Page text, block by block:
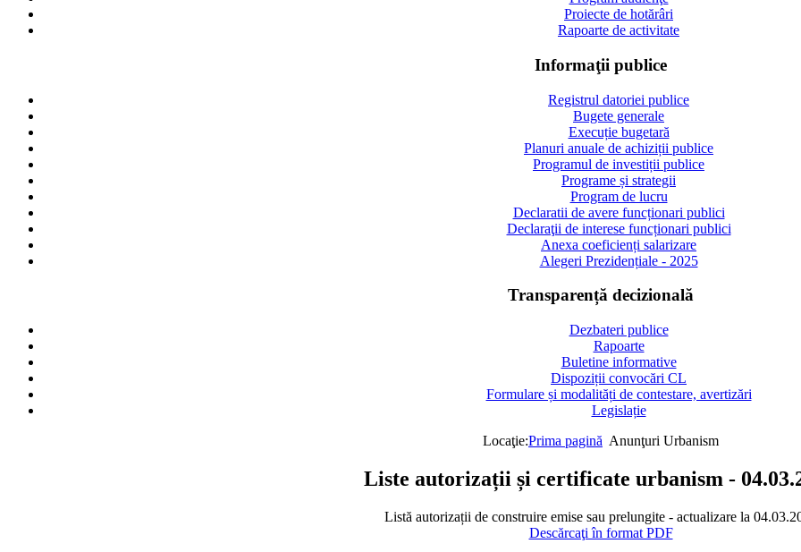
Proiecte de hotărâri
Rapoarte de activitate
Informaţii publice
Registrul datoriei publice
Bugete generale
Execuție bugetară
Planuri anuale de achiziții publice
Programul de investiții publice
Programe și strategii
Program de lucru
Declaratii de avere funcționari publici
Declaraţii de interese funcționari publici
Anexa coeficienți salarizare
Alegeri Prezidențiale - 2025
Transparență decizională
Dezbateri publice
Rapoarte
Buletine informative
Dispoziții convocări CL
Formulare și modalități de contestare, avertizări
Legislație
Locaţie:Prima pagină Anunţuri Urbanism
Liste autorizații și certificate urbanism -
Listă autorizații de construire emise sau prelungite - actualizare la
Descărcaţi în format PDF